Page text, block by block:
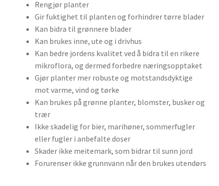
Rengjør planter
Gir fuktighet til planten og forhindrer tørre blader
Kan bidra til grønnere blader
Kan brukes inne, ute og i drivhus
Kan bedre jordens kvalitet ved å bidra til en rikere
mikroflora, og dermed forbedre næringsopptaket
Gjør planter mer robuste og motstandsdyktige
mot varme, vind og tørke
Kan brukes på grønne planter, blomster, busker og
trær
Ikke skadelig for bier, marihøner, sommerfugler
eller fugler i anbefalte doser
Skader ikke meitemark, som bidrar til sunn jord
Forurenser ikke grunnvann når den brukes utendørs